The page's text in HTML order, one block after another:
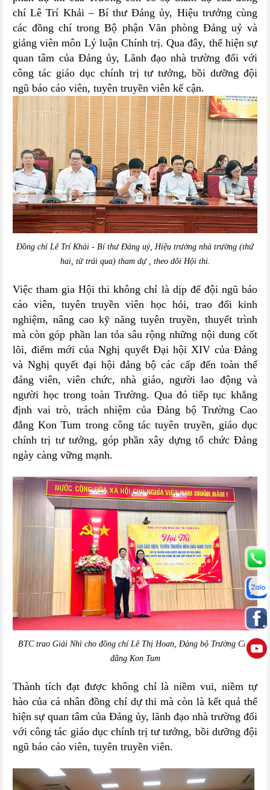
chí Lê Trí Khải–Bí thư Đảng ủy, Hiệu trưởng cùng
các đồng chí trong Bộ phận Văn phòng Đảng uỷ và
giảng viên môn Lý luận Chính trị.Qua đây, thể hiện sự
quan tâm của Đảng ủy, Lãnh đạo nhà trường đối với
công tác giáo dục chính trị tư tưởng, bồi dưỡng đội
ngũ báo cáo viên, tuyên truyền viên kế cận.
Đồng chí Lê Trí Khải - Bí thư Đảng uỷ, Hiệu trưởng nhà trường (thứ
hai, từ trái qua) tham dự , theo dõi Hội thi.
Việc tham gia Hội thi không chỉ là dịp để đội ngũ báo
cáo viên, tuyên truyền viên học hỏi, trao đổi kinh
nghiệm, nâng cao kỹ năng tuyên truyền, thuyết trình
mà còn góp phần lan tỏa sâu rộng những nội dung cốt
lõi, điểm mới của Nghị quyết Đại hội XIV của Đảng
và Nghị quyết đại hội đảng bộ các cấp đến toàn thể
đảng viên, viên chức, nhà giáo, người lao động và
người học trong toàn Trường. Qua đó tiếp tục khẳng
định vai trò, trách nhiệm của Đảng bộ Trường Cao
đẳng Kon Tum trong công tác tuyên truyền, giáo dục
chính trị tư tưởng, góp phần xây dựng tổ chức Đảng
ngày càng vững mạnh.
BTC trao Giải Nhì cho đồng chí Lê Thị Hoan, Đảng bộ Trường Cao
đẳng Kon Tum
Thành tích đạt được không chỉ là niềm vui, niềm tự
hào của cá nhân đồng chí dự thi mà còn là kết quả thể
hiện sự quan tâm của Đảng ủy, lãnh đạo nhà trường đối
với công tác giáo dục chính trị tư tưởng, bồi dưỡng đội
ngũ báo cáo viên, tuyên truyền viên.